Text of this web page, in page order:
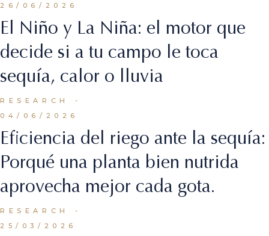
26/06/2026
El Niño y La Niña: el motor que
decide si a tu campo le toca
sequía, calor o lluvia
RESEARCH
04/06/2026
Eficiencia del riego ante la sequía:
Porqué una planta bien nutrida
aprovecha mejor cada gota.
RESEARCH
25/03/2026